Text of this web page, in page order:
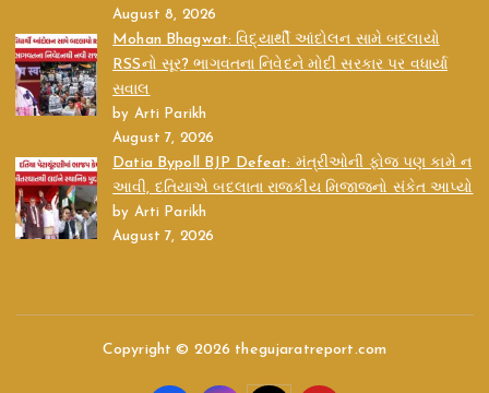
August 8, 2026
Mohan Bhagwat: વિદ્યાર્થી આંદોલન સામે બદલાયો
RSSનો સૂર? ભાગવતના નિવેદને મોદી સરકાર પર વધાર્યા
સવાલ
by Arti Parikh
August 7, 2026
Datia Bypoll BJP Defeat: મંત્રીઓની ફોજ પણ કામે ન
આવી, દતિયાએ બદલાતા રાજકીય મિજાજનો સંકેત આપ્યો
by Arti Parikh
August 7, 2026
Copyright © 2026 thegujaratreport.com